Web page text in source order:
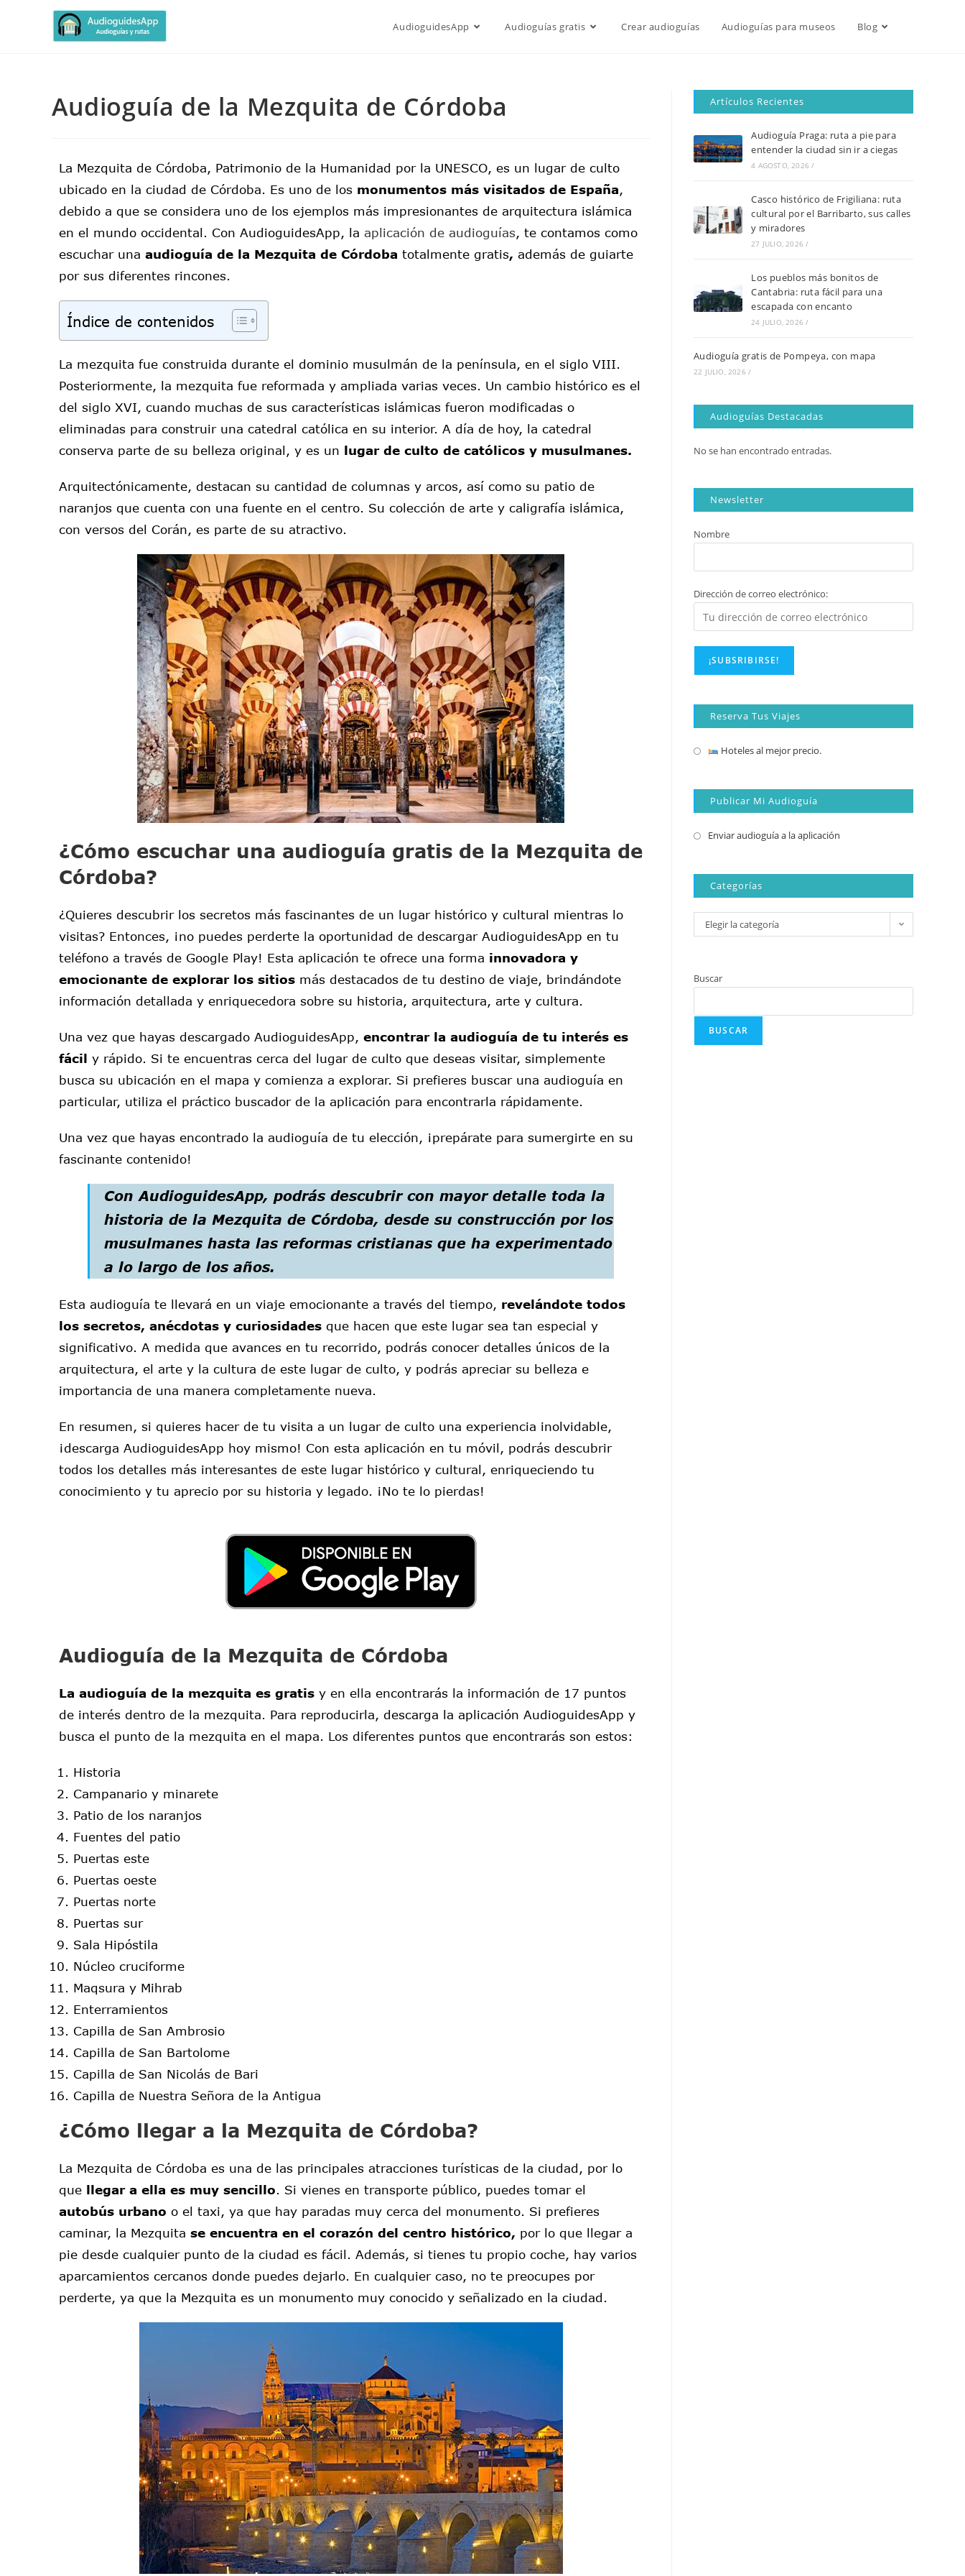
AudioguidesApp Audioguías gratis Crear audioguías Audioguías para museos Blog
Audioguía de la Mezquita de Córdoba
La Mezquita de Córdoba, Patrimonio de la Humanidad por la UNESCO, es un lugar de culto
ubicado en la ciudad de Córdoba. Es uno de los monumentos más visitados de España,
debido a que se considera uno de los ejemplos más impresionantes de arquitectura islámica
en el mundo occidental. Con AudioguidesApp, la aplicación de audioguías, te contamos como
escuchar una audioguía de la Mezquita de Córdoba totalmente gratis, además de guiarte
por sus diferentes rincones.
Índice de contenidos
La mezquita fue construida durante el dominio musulmán de la península, en el siglo VIII.
Posteriormente, la mezquita fue reformada y ampliada varias veces. Un cambio histórico es el
del siglo XVI, cuando muchas de sus características islámicas fueron modificadas o
eliminadas para construir una catedral católica en su interior. A día de hoy, la catedral
conserva parte de su belleza original, y es un lugar de culto de católicos y musulmanes.
Arquitectónicamente, destacan su cantidad de columnas y arcos, así como su patio de
naranjos que cuenta con una fuente en el centro. Su colección de arte y caligrafía islámica,
con versos del Corán, es parte de su atractivo.
¿Cómo escuchar una audioguía gratis de la Mezquita de
Córdoba?
¿Quieres descubrir los secretos más fascinantes de un lugar histórico y cultural mientras lo
visitas? Entonces, ¡no puedes perderte la oportunidad de descargar AudioguidesApp en tu
teléfono a través de Google Play! Esta aplicación te ofrece una forma innovadora y
emocionante de explorar los sitios más destacados de tu destino de viaje, brindándote
información detallada y enriquecedora sobre su historia, arquitectura, arte y cultura.
Una vez que hayas descargado AudioguidesApp, encontrar la audioguía de tu interés es
fácil y rápido. Si te encuentras cerca del lugar de culto que deseas visitar, simplemente
busca su ubicación en el mapa y comienza a explorar. Si prefieres buscar una audioguía en
particular, utiliza el práctico buscador de la aplicación para encontrarla rápidamente.
Una vez que hayas encontrado la audioguía de tu elección, ¡prepárate para sumergirte en su
fascinante contenido!
Con AudioguidesApp, podrás descubrir con mayor detalle toda la
historia de la Mezquita de Córdoba, desde su construcción por los
musulmanes hasta las reformas cristianas que ha experimentado
a lo largo de los años.
Esta audioguía te llevará en un viaje emocionante a través del tiempo, revelándote todos
los secretos, anécdotas y curiosidades que hacen que este lugar sea tan especial y
significativo. A medida que avances en tu recorrido, podrás conocer detalles únicos de la
arquitectura, el arte y la cultura de este lugar de culto, y podrás apreciar su belleza e
importancia de una manera completamente nueva.
En resumen, si quieres hacer de tu visita a un lugar de culto una experiencia inolvidable,
¡descarga AudioguidesApp hoy mismo! Con esta aplicación en tu móvil, podrás descubrir
todos los detalles más interesantes de este lugar histórico y cultural, enriqueciendo tu
conocimiento y tu aprecio por su historia y legado. ¡No te lo pierdas!
Audioguía de la Mezquita de Córdoba
La audioguía de la mezquita es gratis y en ella encontrarás la información de 17 puntos
de interés dentro de la mezquita. Para reproducirla, descarga la aplicación AudioguidesApp y
busca el punto de la mezquita en el mapa. Los diferentes puntos que encontrarás son estos:
Historia
Campanario y minarete
Patio de los naranjos
Fuentes del patio
Puertas este
Puertas oeste
Puertas norte
Puertas sur
Sala Hipóstila
Núcleo cruciforme
Maqsura y Mihrab
Enterramientos
Capilla de San Ambrosio
Capilla de San Bartolome
Capilla de San Nicolás de Bari
Capilla de Nuestra Señora de la Antigua
¿Cómo llegar a la Mezquita de Córdoba?
La Mezquita de Córdoba es una de las principales atracciones turísticas de la ciudad, por lo
que llegar a ella es muy sencillo. Si vienes en transporte público, puedes tomar el
autobús urbano o el taxi, ya que hay paradas muy cerca del monumento. Si prefieres
caminar, la Mezquita se encuentra en el corazón del centro histórico, por lo que llegar a
pie desde cualquier punto de la ciudad es fácil. Además, si tienes tu propio coche, hay varios
aparcamientos cercanos donde puedes dejarlo. En cualquier caso, no te preocupes por
perderte, ya que la Mezquita es un monumento muy conocido y señalizado en la ciudad.
Artículos Recientes
Audioguía Praga: ruta a pie para
entender la ciudad sin ir a ciegas
4 AGOSTO, 2026 /
Casco histórico de Frigiliana: ruta
cultural por el Barribarto, sus calles
y miradores
27 JULIO, 2026 /
Los pueblos más bonitos de
Cantabria: ruta fácil para una
escapada con encanto
24 JULIO, 2026 /
Audioguía gratis de Pompeya, con mapa
22 JULIO, 2026 /
Audioguías Destacadas
No se han encontrado entradas.
Newsletter
Nombre
Dirección de correo electrónico:
Reserva Tus Viajes
Hoteles al mejor precio.
Publicar Mi Audioguía
Enviar audioguía a la aplicación
Categorías
Elegir la categoría
Buscar
BUSCAR